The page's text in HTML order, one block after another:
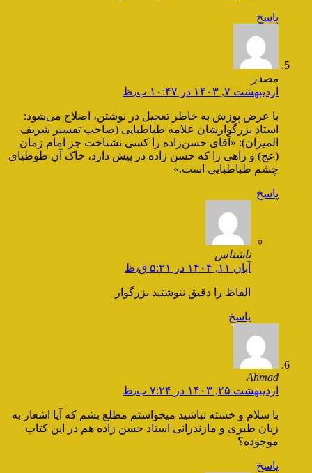
پاسخ
مصدر
اردیبهشت ۷, ۱۴۰۳ در ۱۰:۴۷ ب٫ظ
با عرض پوزش به خاطر تعجیل در نوشتن، اصلاح می‌شود:
استاد بزرگوارشان علامه طباطبایی (صاحب تفسیر شریف
المیزان): «آقای حسن‌زاده را کسی نشناخت جز امام زمان
(عج) و راهی را که حسن زاده در پیش دارد، خاک آن طوطیای
چشم طباطبایی است.»
پاسخ
ناشناس
آبان ۱۱, ۱۴۰۴ در ۵:۲۱ ق٫ظ
الفاظ را دقیق ننوشتید بزرگوار
پاسخ
Ahmad
اردیبهشت ۲۵, ۱۴۰۳ در ۷:۲۴ ب٫ظ
با سلام و خسته نباشید میخواستم مطلع بشم که آیا اشعار به
زبان طبری و مازندرانی استاد حسن زاده هم در این کتاب
موجوده؟
پاسخ